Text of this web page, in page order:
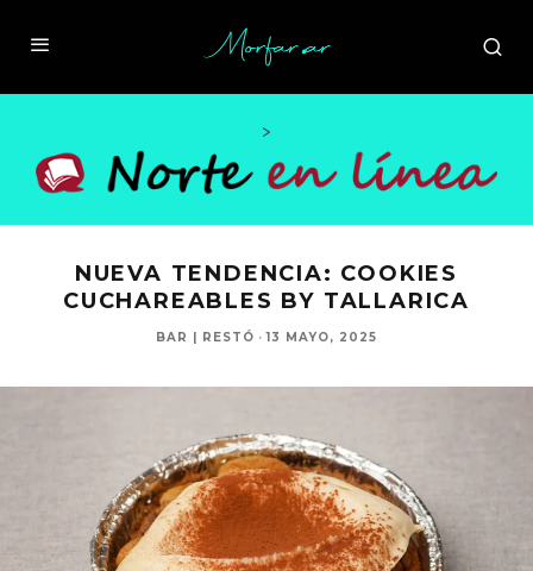
>
NUEVA TENDENCIA: COOKIES
CUCHAREABLES BY TALLARICA
BAR | RESTÓ · 13 MAYO, 2025